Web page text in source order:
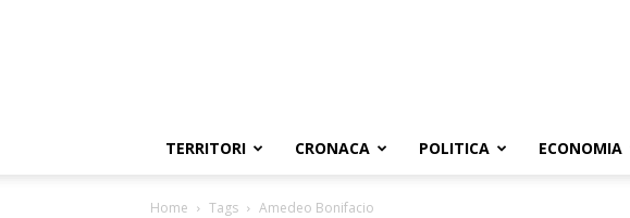
TERRITORI CRONACA POLITICA ECONOMIA
Home Tags Amedeo Bonifacio